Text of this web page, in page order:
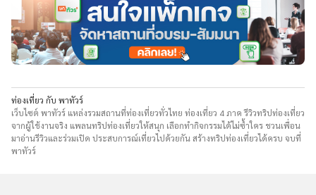
ท่องเที่ยว กับ พาทัวร์
เว็บไซต์ พาทัวร์ แหล่งรวมสถานที่ท่องเที่ยวทั่วไทย ท่องเที่ยว 4 ภาค รีวิวทริปท่องเที่ยว
จากผู้ใช้งานจริง แพลนทริปท่องเที่ยวให้สนุก เลือกทำกิจกรรมได้ไม่ซ้ำใคร ชวนเพื่อน
มาอ่านรีวิวและร่วมเปิด ประสบการณ์เที่ยวไปด้วยกัน สร้างทริปท่องเที่ยวได้ครบ จบที่
พาทัวร์